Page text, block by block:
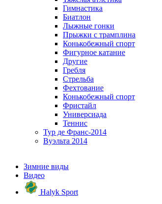
Гимнастика
Биатлон
Лыжные гонки
Прыжки с трамплина
Конькобежный спорт
Фигурное катание
Другие
Гребля
Стрельба
Фехтование
Конькобежный спорт
Фристайл
Универсиада
Теннис
Тур де Франс-2014
Вуэльта 2014
Зимние виды
Видео
Halyk Sport